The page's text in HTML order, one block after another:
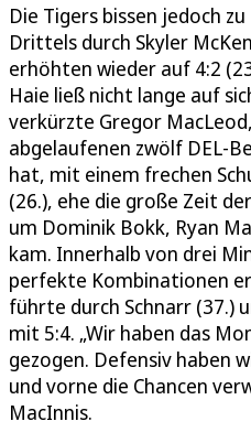
Die Tigers bissen jedoch
Drittels durch Skyler
erhöhten wieder auf 4:2
Haie ließ nicht lange auf
verkürzte Gregor
abgelaufenen zwölf DEL-
hat, mit einem frechen
(26.), ehe die große Zeit
um Dominik Bokk, Ryan
kam. Innerhalb von drei
perfekte Kombinationen
führte durch Schnarr (37.)
mit 5:4. „Wir haben das
gezogen. Defensiv haben
und vorne die Chancen
MacInnis.